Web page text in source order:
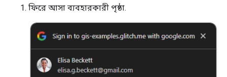
ফিরে আসা ব্যবহারকারী পৃষ্ঠা.